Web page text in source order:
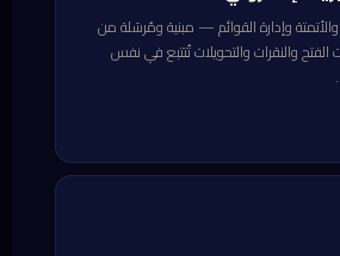
وإدارة القوائم — مبنية ومُرسَلة من
والنقرات والتحويلات تُتتبع في نفس